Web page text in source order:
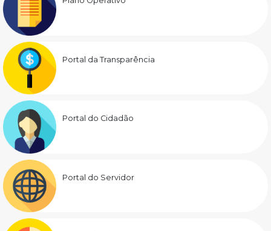
Portal da Transparência
Portal do Cidadão
Portal do Servidor